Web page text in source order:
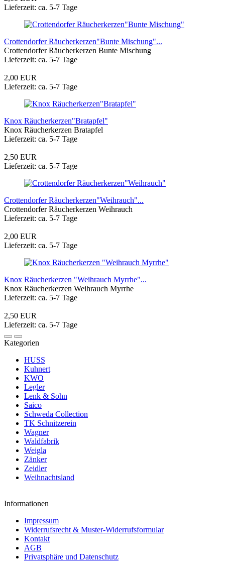
Lieferzeit: ca. 5-7 Tage
Crottendorfer Räucherkerzen"Bunte Mischung"...
Crottendorfer Räucherkerzen Bunte Mischung
Lieferzeit: ca. 5-7 Tage
2,00 EUR
Lieferzeit: ca. 5-7 Tage
Knox Räucherkerzen"Bratapfel"
Knox Räucherkerzen Bratapfel
Lieferzeit: ca. 5-7 Tage
2,50 EUR
Lieferzeit: ca. 5-7 Tage
Crottendorfer Räucherkerzen"Weihrauch"...
Crottendorfer Räucherkerzen Weihrauch
Lieferzeit: ca. 5-7 Tage
2,00 EUR
Lieferzeit: ca. 5-7 Tage
Knox Räucherkerzen "Weihrauch Myrrhe"...
Knox Räucherkerzen Weihrauch Myrrhe
Lieferzeit: ca. 5-7 Tage
2,50 EUR
Lieferzeit: ca. 5-7 Tage
Kategorien
HUSS
Kuhnert
KWO
Legler
Lenk & Sohn
Saico
Schweda Collection
TK Schnitzerein
Wagner
Waldfabrik
Weigla
Zänker
Zeidler
Weihnachtsland
Informationen
Impressum
Widerrufsrecht & Muster-Widerrufsformular
Kontakt
AGB
Privatsphäre und Datenschutz